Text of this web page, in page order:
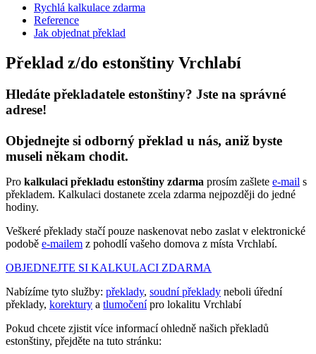
Rychlá kalkulace zdarma
Reference
Jak objednat překlad
Překlad z/do estonštiny Vrchlabí
Hledáte překladatele estonštiny? Jste na správné
adrese!
Objednejte si odborný překlad u nás, aniž byste
museli někam chodit.
Pro kalkulaci překladu estonštiny zdarma prosím zašlete e-mail s
překladem. Kalkulaci dostanete zcela zdarma nejpozději do jedné
hodiny.
Veškeré překlady stačí pouze naskenovat nebo zaslat v elektronické
podobě e-mailem z pohodlí vašeho domova z místa Vrchlabí.
OBJEDNEJTE SI KALKULACI ZDARMA
Nabízíme tyto služby: překlady, soudní překlady neboli úřední
překlady, korektury a tlumočenípro lokalitu Vrchlabí
Pokud chcete zjistit více informací ohledně našich překladů
estonštiny, přejděte na tuto stránku: